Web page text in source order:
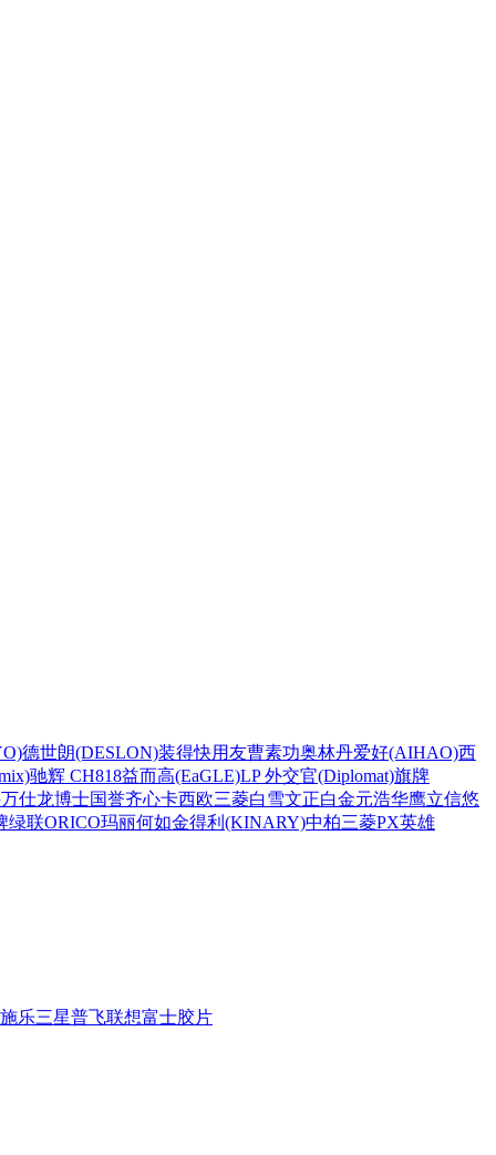
德世朗(DESLON)装得快用友曹素功奥林丹爱好(AIHAO)西
驰辉 CH818益而高(EaGLE)LP 外交官(Diplomat)旗牌
万仕龙博士国誉齐心卡西欧三菱白雪文正白金元浩华鹰立信悠
绿联ORICO玛丽何如金得利(KINARY)中柏三菱PX英雄
乐三星普飞联想富士胶片